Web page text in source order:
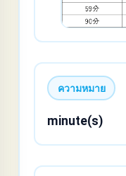
ความหมาย
minute(s)